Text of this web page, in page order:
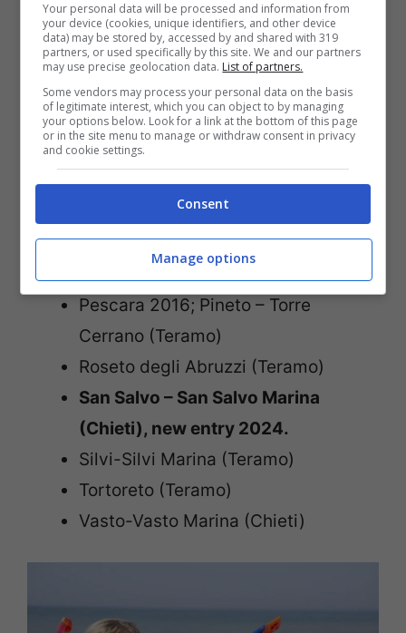
San Vincenzo (Livorno)
Viareggio (Lucca)
Abruzzo
Alba Adriatica (Teramo)
Giulianova (Teramo)
Montesilvano (Pescara)
Ortona – Spiaggia dei Saraceni
Pescara 2016; Pineto – Torre
Cerrano (Teramo)
Roseto degli Abruzzi (Teramo)
San Salvo – San Salvo Marina
(Chieti), new entry 2024.
Silvi-Silvi Marina (Teramo)
Tortoreto (Teramo)
Vasto-Vasto Marina (Chieti)
Your personal data will be processed and information from
your device (cookies, unique identifiers, and other device
data) may be stored by, accessed by and shared with 319
partners, or used specifically by this site. We and our partners
may use precise geolocation data. List of partners.
Some vendors may process your personal data on the basis
of legitimate interest, which you can object to by managing
your options below. Look for a link at the bottom of this page
or in the site menu to manage or withdraw consent in privacy
and cookie settings.
Consent
Manage options